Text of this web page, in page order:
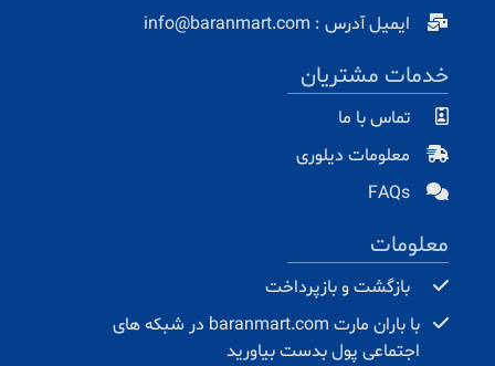
ایمیل آدرس : info@baranmart.com
خدمات مشتریان
تماس با ما
معلومات دیلوری
FAQs
معلومات
بازگشت و بازپرداخت
با باران مارت baranmart.com در شبکه های
اجتماعی پول بدست بیاورید